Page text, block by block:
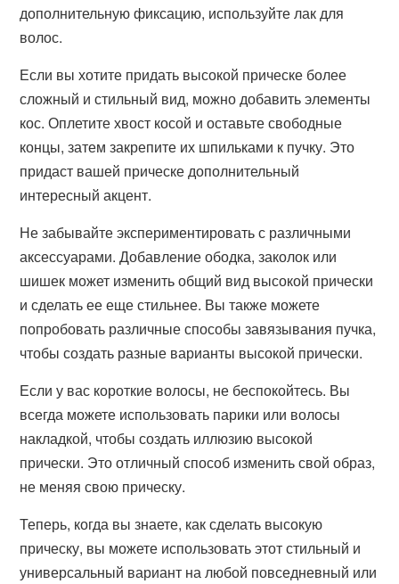
дополнительную фиксацию, используйте лак для
волос.
Если вы хотите придать высокой прическе более
сложный и стильный вид, можно добавить элементы
кос. Оплетите хвост косой и оставьте свободные
концы, затем закрепите их шпильками к пучку. Это
придаст вашей прическе дополнительный
интересный акцент.
Не забывайте экспериментировать с различными
аксессуарами. Добавление ободка, заколок или
шишек может изменить общий вид высокой прически
и сделать ее еще стильнее. Вы также можете
попробовать различные способы завязывания пучка,
чтобы создать разные варианты высокой прически.
Если у вас короткие волосы, не беспокойтесь. Вы
всегда можете использовать парики или волосы
накладкой, чтобы создать иллюзию высокой
прически. Это отличный способ изменить свой образ,
не меняя свою прическу.
Теперь, когда вы знаете, как сделать высокую
прическу, вы можете использовать этот стильный и
универсальный вариант на любой повседневный или